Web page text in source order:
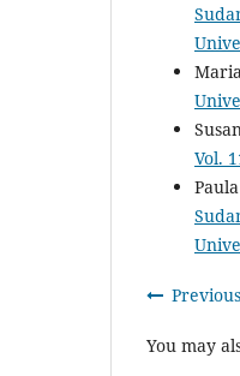
Vol.
Previous
You may